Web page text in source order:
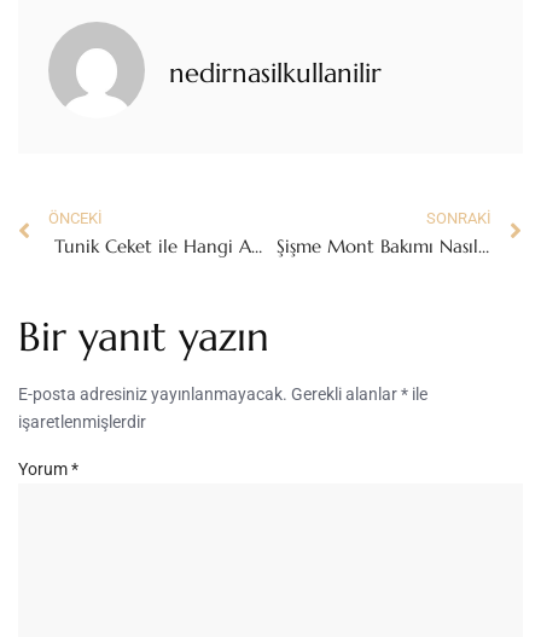
nedirnasilkullanilir
ÖNCEKI
Tunik Ceket ile Hangi Aksesuarlar Kullanılır?
SONRAKI
Şişme Mont Bakımı Nasıl Yapılmalı?
Bir yanıt yazın
E-posta adresiniz yayınlanmayacak. Gerekli alanlar* ile
işaretlenmişlerdir
Yorum*